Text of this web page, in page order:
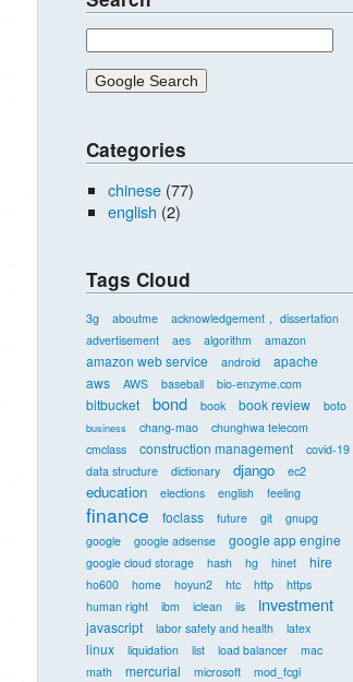
Categories
chinese (77)
english (2)
Tags Cloud
3g aboutme
acknowledgement， dissertation
advertisement
aes algorithm amazon
amazon web service android
apache
aws
AWS baseball bio-enzyme.com
bitbucket bond book book review boto
business chang-mao
chunghwa telecom
cmclass
construction management
covid-19
data structure
dictionary django ec2
education elections english feeling
finance foclass future git
gnupg
google
google adsense google app engine
google cloud storage hash hg hinet hire
ho600 home hoyun2 htc http
https
human right
ibm iclean iis investment
javascript labor safety and health latex
linux liquidation list load balancer
mac
math
mercurial microsoft mod_fcgi